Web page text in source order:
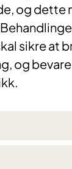
og dette
sikre at
og